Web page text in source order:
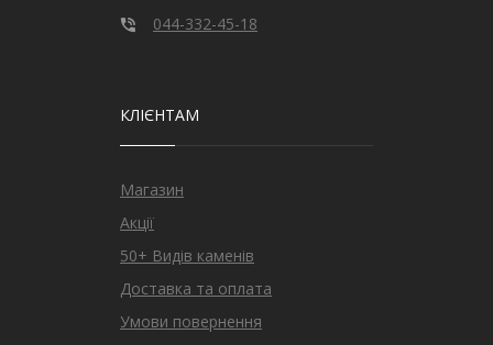
044-332-45-18
КЛІЄНТАМ
Магазин
Акції
50+ Видів каменів
Доставка та оплата
Умови повернення